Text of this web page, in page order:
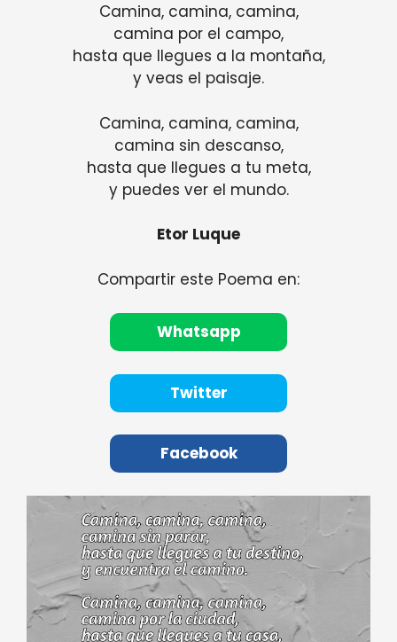
Camina, camina, camina,
camina por el campo,
hasta que llegues a la montaña,
y veas el paisaje.
Camina, camina, camina,
camina sin descanso,
hasta que llegues a tu meta,
y puedes ver el mundo.
Etor Luque
Compartir este Poema en:
Whatsapp
Twitter
Facebook